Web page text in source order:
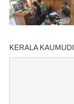
KERALA KAUMUDI